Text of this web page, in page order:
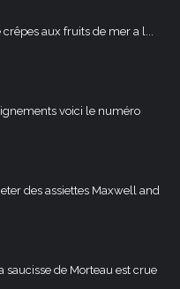
aux fruits de mer a l...
voici le numéro
des assiettes Maxwell and
saucisse de Morteau est crue